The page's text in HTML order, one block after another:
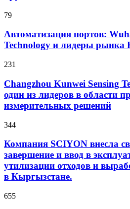
79
Автоматизация портов:
Technology и лидеры рынка
231
Changzhou Kunwei Sensing
один из лидеров в области
измерительных решений
344
Компания SCIYON внесла
завершение и ввод в
утилизации отходов и
в Кыргызстане.
655